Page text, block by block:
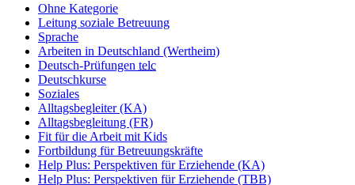
Ohne Kategorie
Leitung soziale Betreuung
Sprache
Arbeiten in Deutschland (Wertheim)
Deutsch-Prüfungen telc
Deutschkurse
Soziales
Alltagsbegleiter (KA)
Alltagsbegleitung (FR)
Fit für die Arbeit mit Kids
Fortbildung für Betreuungskräfte
Help Plus: Perspektiven für Erziehende (KA)
Help Plus: Perspektiven für Erziehende (TBB)